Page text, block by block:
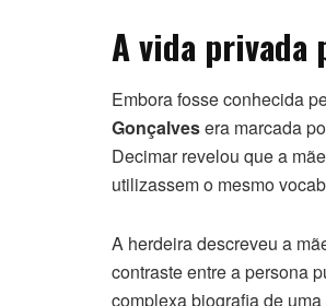
A vida privada
Embora fosse conhecida
Gonçalvesera marcada
Decimar revelou que a
utilizassem o mesmo
A herdeira descreveu a
contraste entre a persona
complexa biografia de